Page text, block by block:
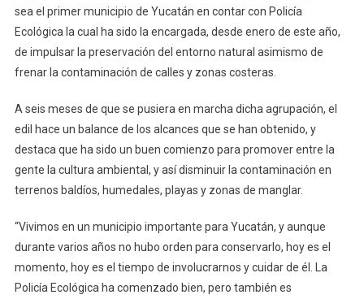
Julián
Zacarías
Curi
Marcha
La
Municipio
En
El
sea el primer municipio de Yucatán en contar con Policía
Ecológica la cual ha sido la encargada, desde enero de este año,
de impulsar la preservación del entorno natural asimismo de
frenar la contaminación de calles y zonas costeras.
A seis meses de que se pusiera en marcha dicha agrupación, el
edil hace un balance de los alcances que se han obtenido, y
destaca que ha sido un buen comienzo para promover entre la
gente la cultura ambiental, y así disminuir la contaminación en
terrenos baldíos, humedales, playas y zonas de manglar.
“Vivimos en un municipio importante para Yucatán, y aunque
durante varios años no hubo orden para conservarlo, hoy es el
momento, hoy es el tiempo de involucrarnos y cuidar de él. La
Policía Ecológica ha comenzado bien, pero también es